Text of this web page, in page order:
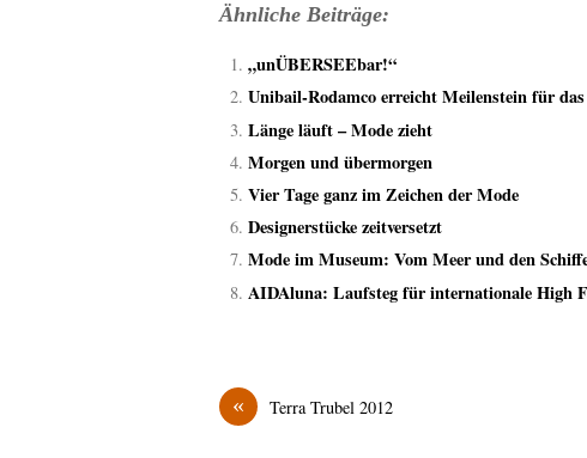
Ähnliche Beiträge:
„unÜBERSEEbar!“
Unibail-Rodamco erreicht Meilenstein für
Länge läuft – Mode zieht
Morgen und übermorgen
Vier Tage ganz im Zeichen der Mode
Designerstücke zeitversetzt
Mode im Museum: Vom Meer und den
AIDAluna: Laufsteg für internationale High
« Terra Trubel 2012